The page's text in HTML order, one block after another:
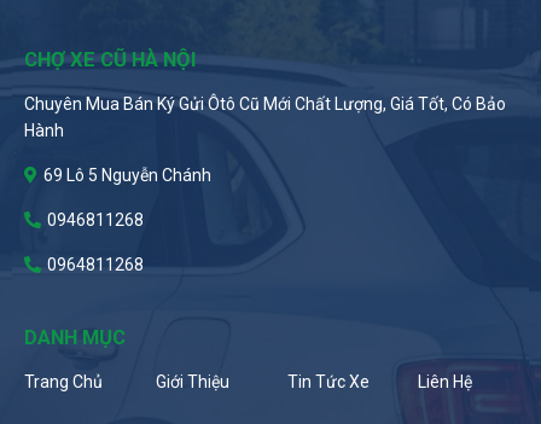
CHỢ XE CŨ HÀ NỘI
Chuyên Mua Bán Ký Gửi Ôtô Cũ Mới Chất Lượng, Giá Tốt, Có Bảo
Hành
69 Lô 5 Nguyễn Chánh
0946811268
0964811268
DANH MỤC
Trang Chủ Giới Thiệu Tin Tức Xe Liên Hệ